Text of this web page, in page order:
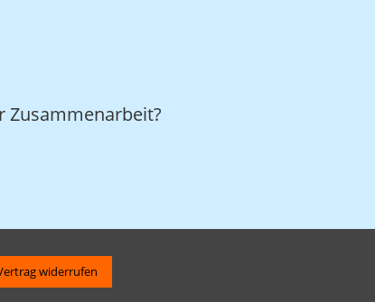
Zusammenarbeit?
widerrufen